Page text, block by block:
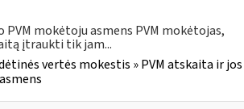
mokėtoju asmens PVM mokėtojas,
įtraukti tik jam...
vertės mokestis » PVM atskaita ir jos